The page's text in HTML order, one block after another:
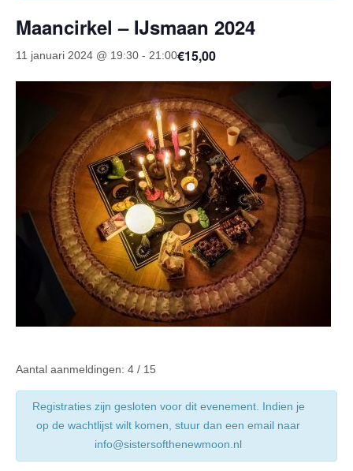
Maancirkel – IJsmaan 2024
11 januari 2024 @ 19:30 - 21:00€15,00
Aantal aanmeldingen: 4 / 15
Registraties zijn gesloten voor dit evenement. Indien je
op de wachtlijst wilt komen, stuur dan een email naar
info@sistersofthenewmoon.nl